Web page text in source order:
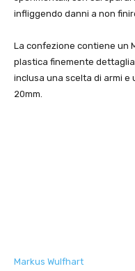
infliggendo danni a non
La confezione contiene un
plastica finemente
inclusa una scelta di armi
20mm.
Markus Wulfhart